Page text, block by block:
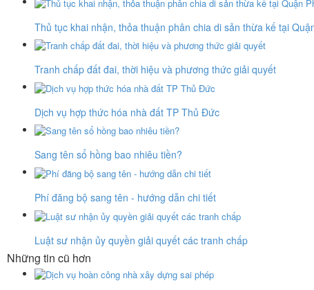
Thủ tục khai nhận, thỏa thuận phân chia di sản thừa kế tại
Tranh chấp đất đai, thời hiệu và phương thức giải quyết
Dịch vụ hợp thức hóa nhà đất TP Thủ Đức
Sang tên sổ hồng bao nhiêu tiền?
Phí đăng bộ sang tên - hướng dẫn chi tiết
Luật sư nhận ủy quyền giải quyết các tranh chấp
Những tin cũ hơn